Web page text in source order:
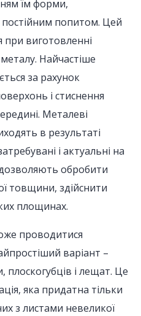
їм форми,
постійним попитом. Цей
при виготовленні
Найчастіше
за рахунок
і стиснення
Металеві
в результаті
і актуальні на
дозволяють обробити
товщини, здійснити
площинах.
проводитися
варіант –
плоскогубців і лещат. Це
яка придатна тільки
з листами невеликої